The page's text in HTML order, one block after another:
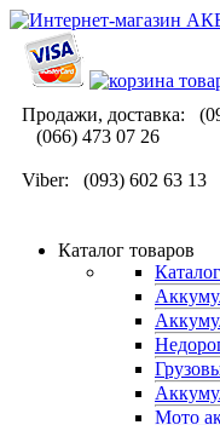
Продажи, доставка:
(066) 473 07 26
Viber: (093) 602 63 13
Каталог товаров
Мото